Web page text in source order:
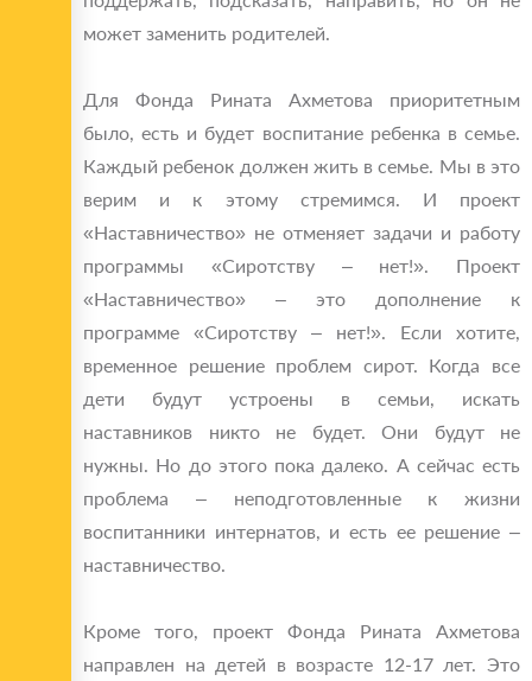
может заменить родителей.
Для Фонда Рината Ахметова приоритетным
было, есть и будет воспитание ребенка в семье.
Каждый ребенок должен жить в семье. Мы в это
верим и к этому стремимся. И проект
«Наставничество» не отменяет задачи и работу
программы «Сиротству – нет!». Проект
«Наставничество» – это дополнение к
программе «Сиротству – нет!». Если хотите,
временное решение проблем сирот. Когда все
дети будут устроены в семьи, искать
наставников никто не будет. Они будут не
нужны. Но до этого пока далеко. А сейчас есть
проблема – неподготовленные к жизни
воспитанники интернатов, и есть ее решение –
наставничество.
Кроме того, проект Фонда Рината Ахметова
направлен на детей в возрасте 12-17 лет. Это